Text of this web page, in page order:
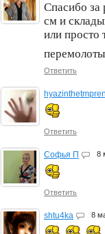
Спасибо за
см и
или просто
Ответить
Ответить
Софья П 8
Ответить
shtu4ka 8